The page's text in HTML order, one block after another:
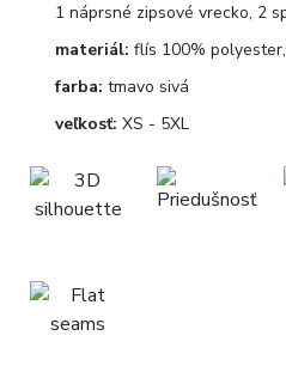
1 náprsné zipsové vrecko, 2
materiál: flís 100%
farba: tmavo sivá
veľkosť: XS - 5XL